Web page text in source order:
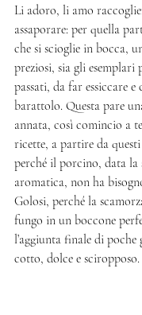
Li adoro, li amo
assaporare: per quella
che si scioglie in bocca,
preziosi, sia gli esemplari
passati, da far essiccare e
barattolo. Questa pare
annata, così comincio a
ricette, a partire da
perché il porcino, data la
aromatica, non ha
Golosi, perché la
fungo in un boccone
l’aggiunta finale di poche
cotto, dolce e sciropposo.